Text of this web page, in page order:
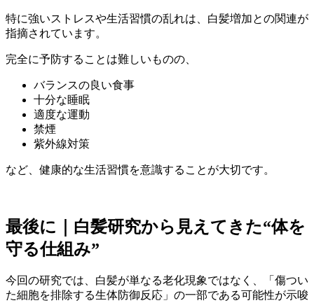
特に強いストレスや生活習慣の乱れは、白髪増加との関連が
指摘されています。
完全に予防することは難しいものの、
バランスの良い食事
十分な睡眠
適度な運動
禁煙
紫外線対策
など、健康的な生活習慣を意識することが大切です。
最後に｜白髪研究から見えてきた“体を
守る仕組み”
今回の研究では、白髪が単なる老化現象ではなく、「傷つい
た細胞を排除する生体防御反応」の一部である可能性が示唆